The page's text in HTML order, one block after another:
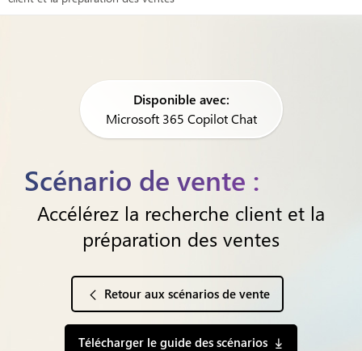
Disponible avec:
Microsoft 365 Copilot Chat
Scénario de vente :
Accélérez la recherche client et la
préparation des ventes
Retour aux scénarios de vente
Télécharger le guide des scénarios